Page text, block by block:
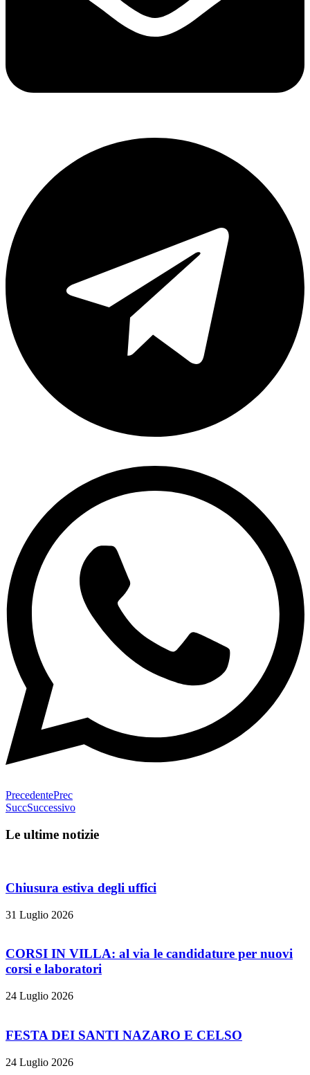
PrecedentePrec
SuccSuccessivo
Le ultime notizie
Chiusura estiva degli uffici
31 Luglio 2026
CORSI IN VILLA: al via le candidature per nuovi
corsi e laboratori
24 Luglio 2026
FESTA DEI SANTI NAZARO E CELSO
24 Luglio 2026